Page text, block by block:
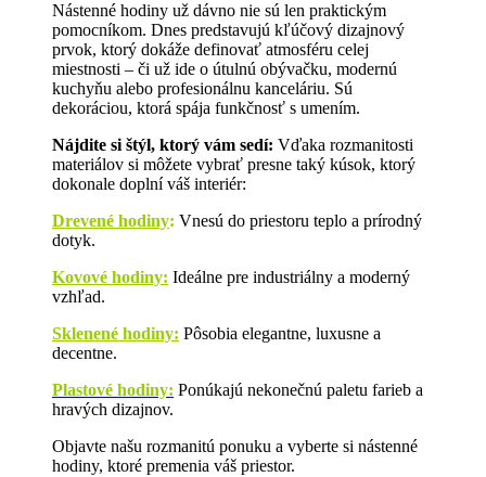
Nástenné hodiny už dávno nie sú len praktickým
pomocníkom. Dnes predstavujú kľúčový dizajnový
prvok, ktorý dokáže definovať atmosféru celej
miestnosti – či už ide o útulnú obývačku, modernú
kuchyňu alebo profesionálnu kanceláriu. Sú
dekoráciou, ktorá spája funkčnosť s umením.
Nájdite si štýl, ktorý vám sedí: Vďaka rozmanitosti
materiálov si môžete vybrať presne taký kúsok, ktorý
dokonale doplní váš interiér:
Drevené hodiny: Vnesú do priestoru teplo a prírodný
dotyk.
Kovové hodiny: Ideálne pre industriálny a moderný
vzhľad.
Sklenené hodiny: Pôsobia elegantne, luxusne a
decentne.
Plastové hodiny: Ponúkajú nekonečnú paletu farieb a
hravých dizajnov.
Objavte našu rozmanitú ponuku a vyberte si nástenné
hodiny, ktoré premenia váš priestor.